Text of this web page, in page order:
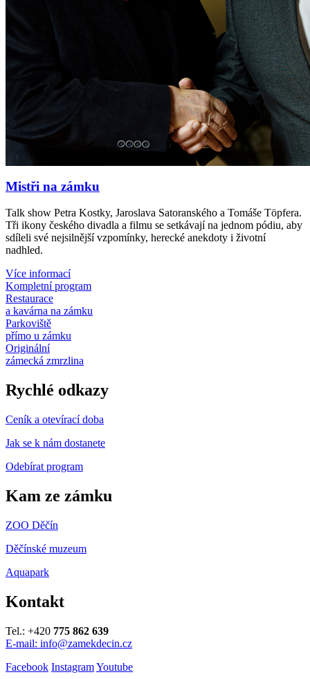
Mistři na zámku
Talk show Petra Kostky, Jaroslava Satoranského a Tomáše Töpfera.
Tři ikony českého divadla a filmu se setkávají na jednom pódiu, aby
sdíleli své nejsilnější vzpomínky, herecké anekdoty i životní
nadhled.
Více informací
Kompletní program
Restaurace
a kavárna na zámku
Parkoviště
přímo u zámku
Originální
zámecká zmrzlina
Rychlé odkazy
Ceník a otevírací doba
Jak se k nám dostanete
Odebírat program
Kam ze zámku
ZOO Děčín
Děčínské muzeum
Aquapark
Kontakt
Tel.: +420 775 862 639
E-mail: info@zamekdecin.cz
Facebook InstagramYoutube